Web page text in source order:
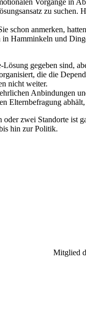
zu
schon anmerken,
Hamminkeln und
gegeben sind,
die die
nicht weiter.
Anbindungen
zwei Standorte
hin zur Politik.
Mitglied